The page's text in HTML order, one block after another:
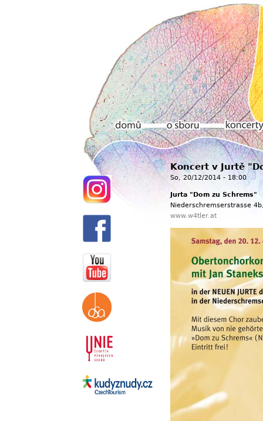
Koncert v Jurtě
So, 20/12/2014 - 18:00
Jurta "Dom zu Schrems"
Niederschremserstrasse
www.w4tler.at
Hlavní menu
Domů O sboru Koncerty